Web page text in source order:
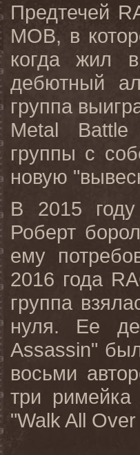
Предтечей
MOB, в
когда жил
дебютный
группа
Metal Battle
группы с
новую
В 2015 году
Роберт
ему
2016 года
группа
нуля. Ее
Assassin"
восьми
три
"Walk All